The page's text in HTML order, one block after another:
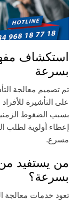
استكشاف
بسرعة
تم تصميم معالجة
على التأشيرة
بسبب الضغوط
إعطاء أولوية لطلب
مسرع.
من يستفيد
بسرعة؟
تعود خدمات معالجة